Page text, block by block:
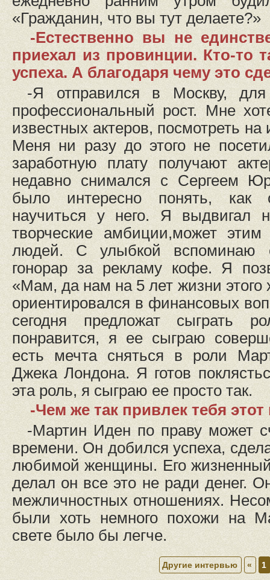
«Гражданин, что вы тут делаете?»
-Естественно вы не
приехал из провинции. Кто-то
успеха. А благодаря чему это
-Я отправился в Москву,
профессиональный рост. Мне
известных актеров, посмотреть на
Меня ни разу до этого не
заработную плату получают
недавно снимался с Сергеем
было интересно понять, как
научиться у него. Я выдвигал
творческие амбиции,может
людей. С улыбкой вспоминаю
гонорар за рекламу кофе. Я
«Мам, да нам на 5 лет жизни этого
ориентировался в финансовых
сегодня предложат сыграть
понравится, я ее сыграю
есть мечта сняться в роли
Джека Лондона. Я готов
эта роль, я сыграю ее просто так.
-Чем же так привлек тебя
-Мартин Иден по праву может
времени. Он добился успеха,
любимой женщины. Его
делал он все это не ради денег.
межличностных отношениях.
были хоть немного похожи на
свете было бы легче.
Другие интервью « 1